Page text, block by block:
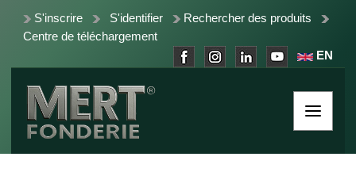
S'inscrire S'identifier
Rechercher des produits
Centre de téléchargement
EN